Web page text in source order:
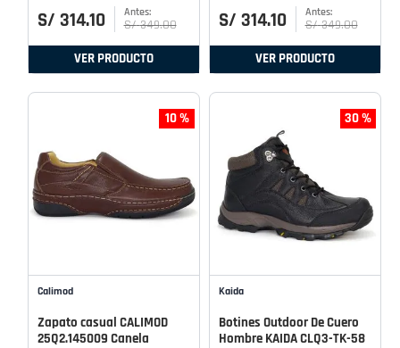
S/ 314.10 S/ 349.00
VER PRODUCTO
S/ 314.10 S/ 349.00
VER PRODUCTO
10 %
Calimod
Zapato casual CALIMOD
25Q2.145009 Canela
30 %
Kaida
Botines Outdoor De Cuero
Hombre KAIDA CLQ3-TK-58